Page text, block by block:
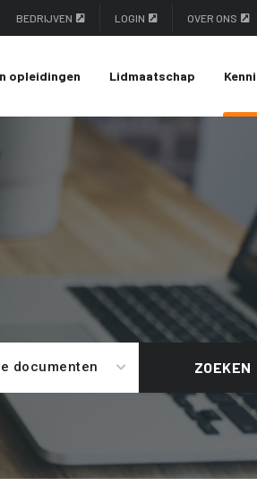
BEDRIJVEN LOGIN OVER ONS
opleidingen Lidmaatschap
documenten ZOEKEN